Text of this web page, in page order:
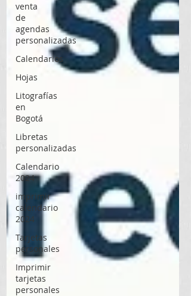
venta
de
agendas
personalizadas
Calendarios
Hojas
Litografías
en
Bogotá
Libretas
personalizadas
Calendario
2024
imprimir
calendario
2024
Tarjetas
personales
Imprimir
tarjetas
personales